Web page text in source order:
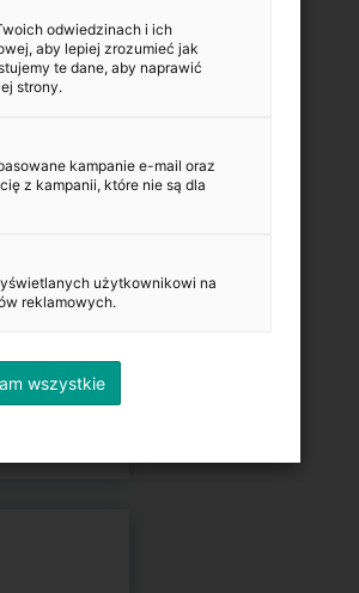
odwiedzinach i ich
aby lepiej zrozumieć jak
te dane, aby naprawić
strony.
kampanie e-mail oraz
z kampanii, które nie są dla
użytkownikowi na
reklamowych.
wszystkie